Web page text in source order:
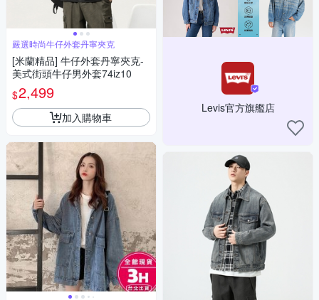
嚴選時尚牛仔外套丹寧夾克
[米蘭精品] 牛仔外套丹寧夾克-
美式街頭牛仔男外套74iz10
$2,499
加入購物車
Levis官方旗艦店